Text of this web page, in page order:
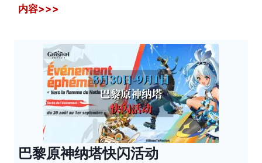
内容>>>
巴黎原神纳塔快闪活动